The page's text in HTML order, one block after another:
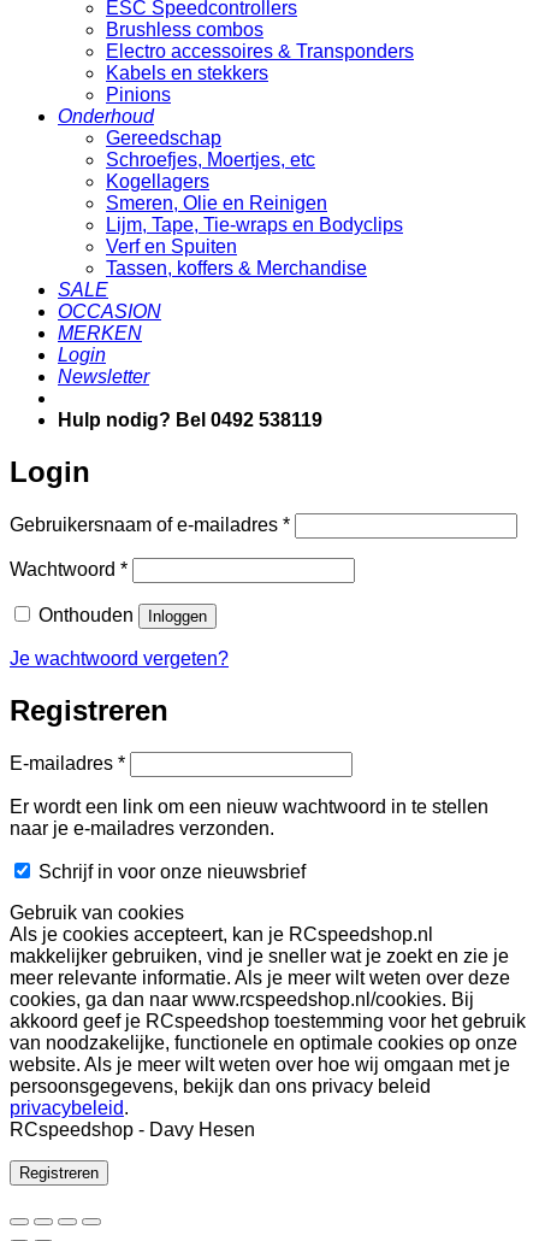
ESC Speedcontrollers
Brushless combos
Electro accessoires & Transponders
Kabels en stekkers
Pinions
Onderhoud
Gereedschap
Schroefjes, Moertjes, etc
Kogellagers
Smeren, Olie en Reinigen
Lijm, Tape, Tie-wraps en Bodyclips
Verf en Spuiten
Tassen, koffers & Merchandise
SALE
OCCASION
MERKEN
Login
Newsletter
Hulp nodig? Bel 0492 538119
Login
Gebruikersnaam of e-mailadres *Vereist
Wachtwoord *Vereist
Onthouden Inloggen
Je wachtwoord vergeten?
Registreren
E-mailadres *Vereist
Er wordt een link om een nieuw wachtwoord in te stellen
naar je e-mailadres verzonden.
Schrijf in voor onze nieuwsbrief
Gebruik van cookies
Als je cookies accepteert, kan je RCspeedshop.nl
makkelijker gebruiken, vind je sneller wat je zoekt en zie je
meer relevante informatie. Als je meer wilt weten over deze
cookies, ga dan naar www.rcspeedshop.nl/cookies. Bij
akkoord geef je RCspeedshop toestemming voor het gebruik
van noodzakelijke, functionele en optimale cookies op onze
website. Als je meer wilt weten over hoe wij omgaan met je
persoonsgegevens, bekijk dan ons privacy beleid
privacybeleid.
RCspeedshop - Davy Hesen
Registreren